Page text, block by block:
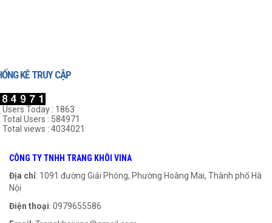
KÊ TRUY CẬP
Users Today : 1863
Total Users : 584971
Total views : 4034021
CÔNG TY TNHH TRANG KHÔI VINA
Địa chỉ: 1091 đường Giải Phóng, Phường Hoàng Mai, Thành phố Hà
Nội
Điện thoại: 0979655586